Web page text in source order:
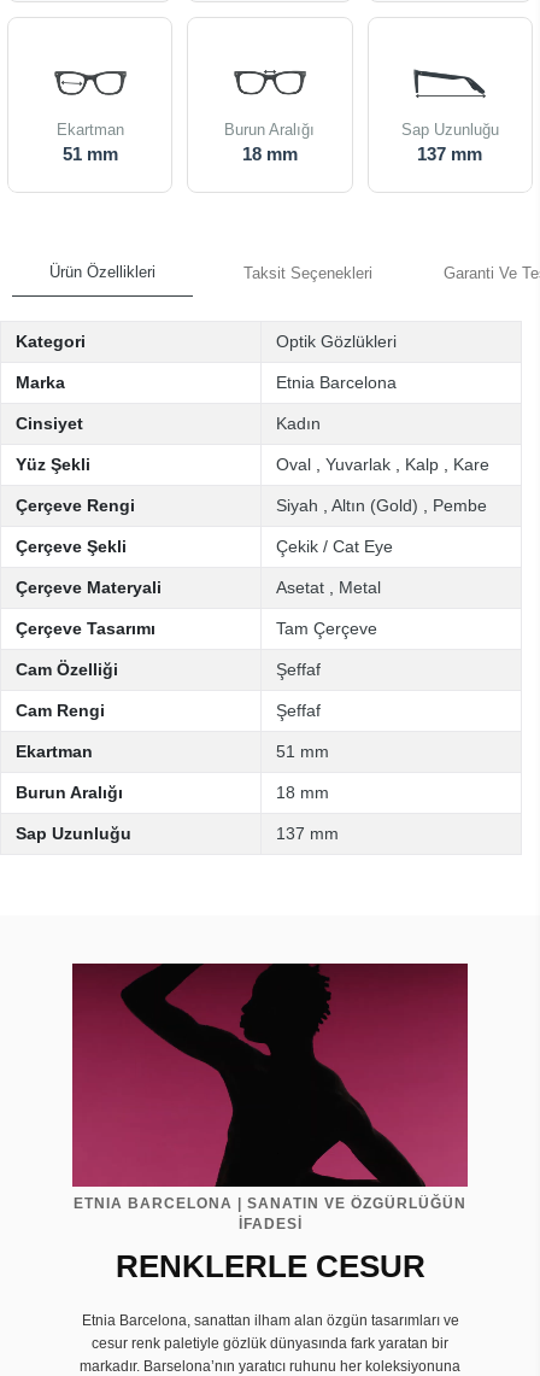
Ekartman
51 mm
Burun Aralığı
18 mm
Sap Uzunluğu
137 mm
Ürün Özellikleri Taksit Seçenekleri Garanti Ve
Kategori Optik Gözlükleri
Marka Etnia Barcelona
Cinsiyet Kadın
Yüz Şekli Oval Yuvarlak Kalp Kare
Çerçeve Rengi Siyah Altın (Gold) Pembe
Çerçeve Şekli Çekik / Cat Eye
Çerçeve Materyali Asetat Metal
Çerçeve Tasarımı Tam Çerçeve
Cam Özelliği Şeffaf
Cam Rengi Şeffaf
Ekartman 51 mm
Burun Aralığı 18 mm
Sap Uzunluğu 137 mm
ETNIA BARCELONA | SANATIN VE ÖZGÜRLÜĞÜN
İFADESİ
RENKLERLE CESUR
Etnia Barcelona, sanattan ilham alan özgün tasarımları ve
cesur renk paletiyle gözlük dünyasında fark yaratan bir
markadır. Barselona’nın yaratıcı ruhunu her koleksiyonuna